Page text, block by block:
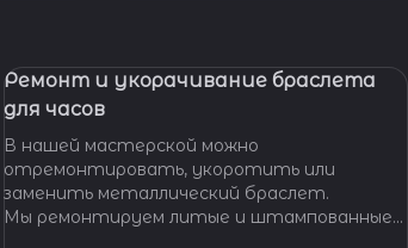
Ремонт и укорачивание браслета
для часов
В нашей мастерской можно
отремонтировать, укоротить или
заменить металлический браслет.
Мы ремонтируем литые и штампованные